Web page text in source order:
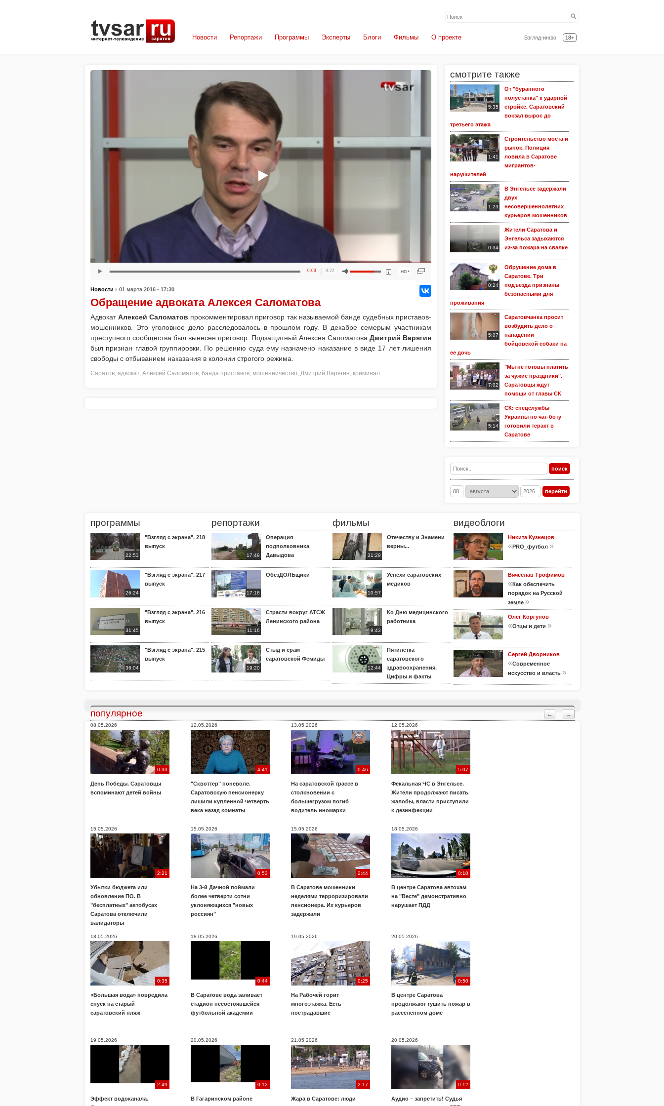
Взгляд-инфо 18+
Новости Репортажи Программы Эксперты Блоги Фильмы О проекте
смотрите также
5:35
От "буранного
полустанка" к ударной
стройке. Саратовский
вокзал вырос до
третьего этажа
1:41
Строительство моста и
рынок. Полиция
ловила в Саратове
мигрантов-
нарушителей
1:23
В Энгельсе задержали
двух
несовершеннолетних
курьеров мошенников
0:34
Жители Саратова и
Энгельса задыхаются
из-за пожара на свалке
0:24
Обрушение дома в
Саратове. Три
подъезда признаны
безопасными для
проживания
5:07
Саратовчанка просит
возбудить дело о
нападении
бойцовской собаки на
ее дочь
7:02
"Мы не готовы платить
за чужие праздники".
Саратовцы ждут
помощи от главы СК
5:14
СК: спецслужбы
Украины по чат-боту
готовили теракт в
Саратове
0:00 9:22
Новости › 01 марта 2016 - 17:30
Обращение адвоката Алексея Саломатова
АдвокатАлексей Саломатов прокомментировал приговор так называемой банде судебных приставов-
мошенников. Это уголовное дело расследовалось в прошлом году. В декабре семерым участникам
преступного сообщества был вынесен приговор. Подзащитный Алексея Саломатова Дмитрий Варягин
был признан главой группировки. По решению суда ему назначено наказание в виде 17 лет лишения
свободы с отбыванием наказания в колонии строгого режима.
Саратов, адвокат, Алексей Саломатов, банда приставов, мошенничество, Дмитрий Варягин, криминал
программы
22:53
"Взгляд с экрана". 218
выпуск
26:24
"Взгляд с экрана". 217
выпуск
31:45
"Взгляд с экрана". 216
выпуск
36:04
"Взгляд с экрана". 215
выпуск
репортажи
17:49
Операция
подполковника
Давыдова
17:18
ОбезДОЛЬщики
11:16
Страсти вокруг АТСЖ
Ленинского района
19:20
Стыд и срам
саратовской Фемиды
фильмы
31:29
Отечеству и Знамени
верны...
10:57
Успехи саратовских
медиков
9:43
Ко Дню медицинского
работника
12:44
Пятилетка
саратовского
здравоохранения.
Цифры и факты
видеоблоги
Никита Кузнецов
«PRO_футбол »
Вячеслав Трофимов
«Как обеспечить
порядок на Русской
земле »
Олег Коргунов
«Отцы и дети »
Сергей Дворников
«Современное
искусство и власть »
← →
популярное
08.05.2026
0:33
День Победы. Саратовцы
вспоминают детей войны
12.05.2026
4:41
"Сквоттер" поневоле.
Саратовскую пенсионерку
лишили купленной четверть
века назад комнаты
13.05.2026
0:46
На саратовской трассе в
столкновении с
большегрузом погиб
водитель иномарки
12.05.2026
5:07
Фекальная ЧС в Энгельсе.
Жители продолжают писать
жалобы, власти приступили
к дезинфекции
15.05.2026
2:21
Убытки бюджета или
обновление ПО. В
"бесплатных" автобусах
Саратова отключили
валидаторы
15.05.2026
0:53
На 3-й Дачной поймали
более четверти сотни
уклоняющихся "новых
россиян"
15.05.2026
2:44
В Саратове мошенники
неделями терроризировали
пенсионера. Их курьеров
задержали
18.05.2026
0:10
В центре Саратова автохам
на "Весте" демонстративно
нарушает ПДД
18.05.2026
0:35
«Большая вода» повредила
спуск на старый
саратовский пляж
18.05.2026
0:44
В Саратове вода заливает
стадион несостоявшейся
футбольной академии
19.05.2026
0:25
На Рабочей горит
многоэтажка. Есть
пострадавшие
20.05.2026
0:50
В центре Саратова
продолжают тушить пожар в
расселенном доме
19.05.2026
2:49
Эффект водоканала.
20.05.2026
0:12
В Гагаринском районе
21.05.2026
2:17
Жара в Саратове: люди
20.05.2026
0:12
Аудио – запретить! Судья